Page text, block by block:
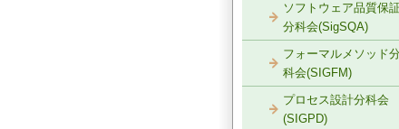
ソフトウェア品質保
分科会(SigSQA)
フォーマルメソッド
科会(SIGFM)
プロセス設計分科会
(SIGPD)